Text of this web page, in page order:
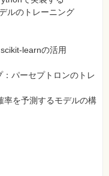
ルのトレーニング
learnの活用
パーセプトロンのトレ
率を予測するモデルの構
ングセットの構築